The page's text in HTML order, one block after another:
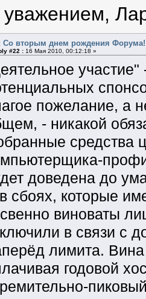
Со вторым днем рождения
#22 :16 Мая 2010, 00:12:18 »
пожелание, а
- никакой
средства
доведена до
сбоях, которые
виноваты
в связи с
лимита.
годовой